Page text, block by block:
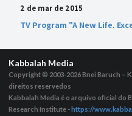
2 de mar de 2015
TV Program "A New Life.
Kabbalah Media
Copyright © 2003-2026Bnei Baruch –
direitos reservedos
Kabbalah Media é o arquivo oficial do
Research Institute - https://